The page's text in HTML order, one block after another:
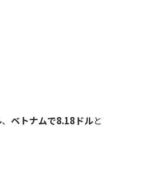
、 ベトナムで8.18ドルと